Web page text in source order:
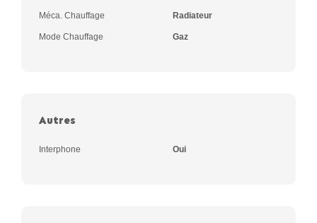
Méca. Chauffage Radiateur
Mode Chauffage Gaz
Autres
Interphone Oui